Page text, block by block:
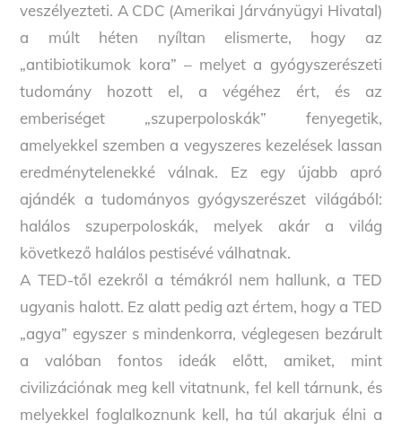
veszélyezteti. A CDC (Amerikai Járványügyi Hivatal)
a múlt héten nyíltan elismerte, hogy az
„antibiotikumok kora” – melyet a gyógyszerészeti
tudomány hozott el, a végéhez ért, és az
emberiséget „szuperpoloskák” fenyegetik,
amelyekkel szemben a vegyszeres kezelések lassan
eredménytelenekké válnak. Ez egy újabb apró
ajándék a tudományos gyógyszerészet világából:
halálos szuperpoloskák, melyek akár a világ
következő halálos pestisévé válhatnak.
A TED-től ezekről a témákról nem hallunk, a TED
ugyanis halott. Ez alatt pedig azt értem, hogy a TED
„agya” egyszer s mindenkorra, véglegesen bezárult
a valóban fontos ideák előtt, amiket, mint
civilizációnak meg kell vitatnunk, fel kell tárnunk, és
melyekkel foglalkoznunk kell, ha túl akarjuk élni a